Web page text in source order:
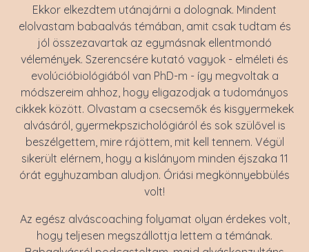
Ekkor elkezdtem utánajárni a dolognak. Mindent
elolvastam babaalvás témában, amit csak tudtam és
jól összezavartak az egymásnak ellentmondó
vélemények. Szerencsére kutató vagyok - elméleti és
evolúcióbiológiából van PhD-m - így megvoltak a
módszereim ahhoz, hogy eligazodjak a tudományos
cikkek között. Olvastam a csecsemők és kisgyermekek
alvásáról, gyermekpszichológiáról és sok szülővel is
beszélgettem, mire rájöttem, mit kell tennem. Végül
sikerült elérnem, hogy a kislányom minden éjszaka 11
órát egyhuzamban aludjon. Óriási megkönnyebbülés
volt!
Az egész alváscoaching folyamat olyan érdekes volt,
hogy teljesen megszállottja lettem a témának.